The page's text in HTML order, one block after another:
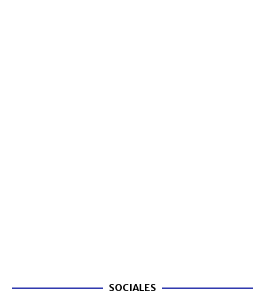
SOCIALES